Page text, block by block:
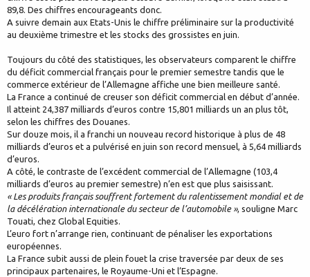
89,8. Des chiffres encourageants donc.
A suivre demain aux Etats-Unis le chiffre préliminaire sur la productivité
au deuxième trimestre et les stocks des grossistes en juin.
Toujours du côté des statistiques, les observateurs comparent le chiffre
du déficit commercial français pour le premier semestre tandis que le
commerce extérieur de l’Allemagne affiche une bien meilleure santé.
La France a continué de creuser son déficit commercial en début d’année.
Il atteint 24,387 milliards d’euros contre 15,801 milliards un an plus tôt,
selon les chiffres des Douanes.
Sur douze mois, il a franchi un nouveau record historique à plus de 48
milliards d’euros et a pulvérisé en juin son record mensuel, à 5,64 milliards
d’euros.
A côté, le contraste de l’excédent commercial de l’Allemagne (103,4
milliards d’euros au premier semestre) n’en est que plus saisissant.
« Les produits français souffrent fortement du ralentissement mondial et de
la décélération internationale du secteur de l’automobile », souligne Marc
Touati, chez Global Equities.
L’euro fort n’arrange rien, continuant de pénaliser les exportations
européennes.
La France subit aussi de plein fouet la crise traversée par deux de ses
principaux partenaires, le Royaume-Uni et l’Espagne.